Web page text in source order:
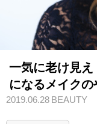
一気に老け見え
になるメイク
2019.06.28 BEAUTY